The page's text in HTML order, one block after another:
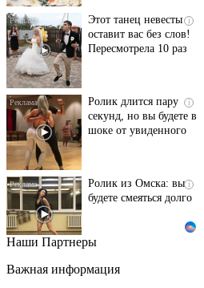
оставит вас без слов!
Пересмотрела 10 раз
секунд, но вы будете в
шоке от увиденного
будете смеяться долго
Ржу не переставая, это
не раз
Наши Партнеры
Важная информация